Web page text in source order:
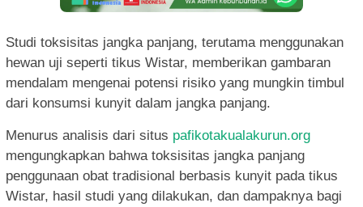
Studi toksisitas jangka panjang, terutama menggunakan
hewan uji seperti tikus Wistar, memberikan gambaran
mendalam mengenai potensi risiko yang mungkin timbul
dari konsumsi kunyit dalam jangka panjang.
Menurus analisis dari situs pafikotakualakurun.org
mengungkapkan bahwa toksisitas jangka panjang
penggunaan obat tradisional berbasis kunyit pada tikus
Wistar, hasil studi yang dilakukan, dan dampaknya bagi